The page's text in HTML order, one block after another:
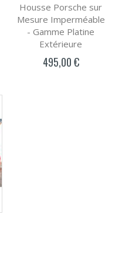
Housse Porsche sur
Mesure Imperméable
- Gamme Platine
Extérieure
495,00 €